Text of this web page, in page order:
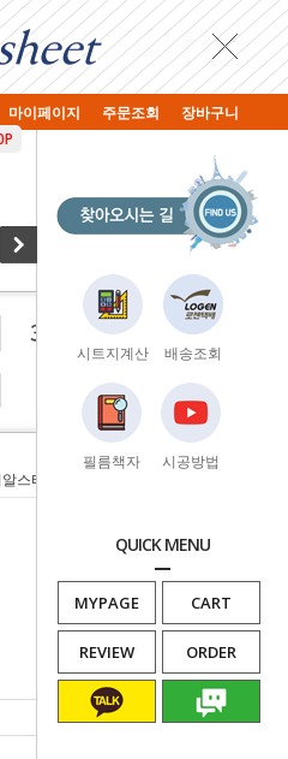
시트지계산 배송조회
필름책자 시공방법
QUICK MENU
MYPAGE CART
REVIEW ORDER
마이페이지 주문조회
장바구니
스티커
8,000원